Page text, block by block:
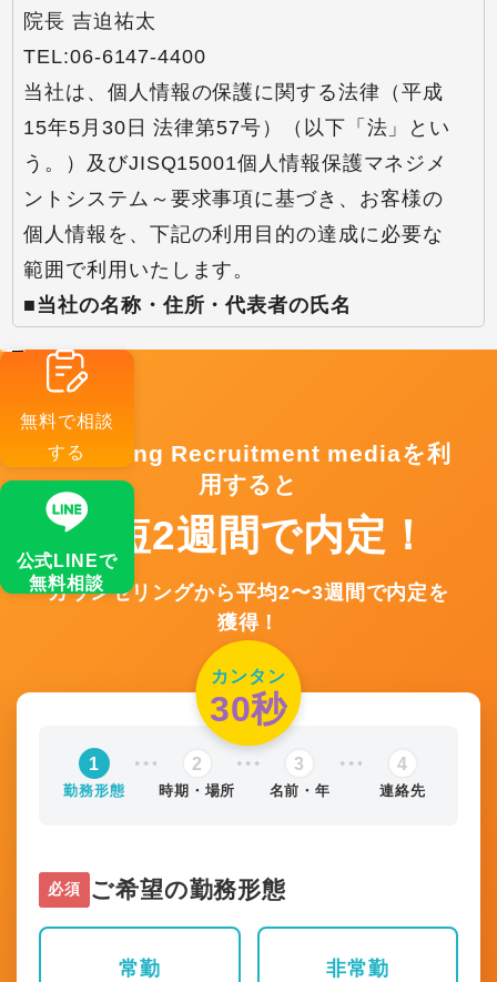
院長 吉迫祐太
TEL:06-6147-4400
当社は、個人情報の保護に関する法律（平成
15年5月30日 法律第57号）（以下「法」とい
う。）及びJISQ15001個人情報保護マネジメ
ントシステム～要求事項に基づき、お客様の
個人情報を、下記の利用目的の達成に必要な
範囲で利用いたします。
■当社の名称・住所・代表者の氏名
〒553-0006 大阪市福島区吉野5丁目11-22
院長 吉迫祐太
■個人情報の利用目的について
当社及びグループ会社は、当サイトにおいて
お客様からご提供いただく個人情報を下記の
目的で利用させていただきます。
（１）業務上のお問い合わせに対する回答、
（２）セミナーや展示会等のイベントやキャ
ンペーン等の情報の提供
（３）商品・サービスのご提案・ご提供
（４）お客様との業務上の連絡・交渉
（５）当社の商品・サービスの提供等に関す
上記利用目的を変更する必要が生じた場合に
は、法令により許される場合を除き、その利
無料で相談
する
公式LINEで
無料相談
Fullswing Recruitment mediaを利
用すると
最短2週間で内定！
カウンセリングから平均2〜3週間で内定を
獲得！
カンタン
30秒
1
勤務形態
2
時期・場所
3
名前・年
4
連絡先
必須 ご希望の勤務形態
常勤 非常勤